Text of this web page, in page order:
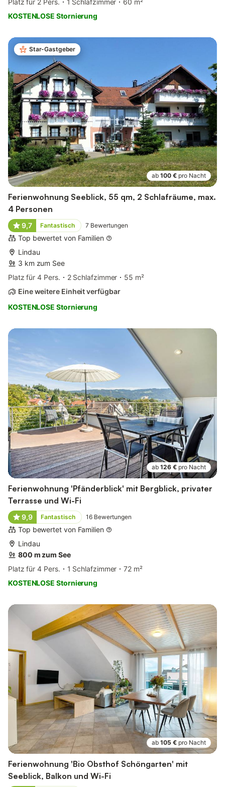
Platz für 2 Pers.
1 Schlafzimmer
60 m²
KOSTENLOSE Stornierung
Star-Gastgeber
ab 100 € pro Nacht
Ferienwohnung Seeblick, 55 qm, 2 Schlafräume, max.
4 Personen
9,7 Fantastisch 7 Bewertungen
Top bewertet von Familien
Lindau
3 km zum See
Platz für 4 Pers.
2 Schlafzimmer
55 m²
Eine weitere Einheit verfügbar
KOSTENLOSE Stornierung
ab 126 € pro Nacht
Ferienwohnung 'Pfänderblick' mit Bergblick, privater
Terrasse und Wi-Fi
9,9 Fantastisch 16 Bewertungen
Top bewertet von Familien
Lindau
800 m zum See
Platz für 4 Pers.
1 Schlafzimmer
72 m²
KOSTENLOSE Stornierung
ab 105 € pro Nacht
Ferienwohnung 'Bio Obsthof Schöngarten' mit
Seeblick, Balkon und Wi-Fi